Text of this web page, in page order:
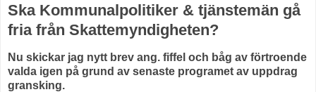
Ska Kommunalpolitiker & tjänstemän gå
fria från Skattemyndigheten?
Nu skickar jag nytt brev ang. fiffel och båg av förtroende
valda igen på grund av senaste programet av uppdrag
gransking.